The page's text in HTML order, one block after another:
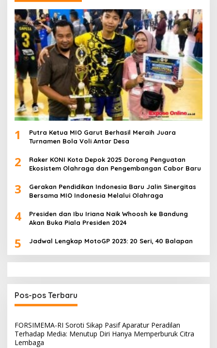
1
Putra Ketua MIO Garut Berhasil Meraih Juara
Turnamen Bola Voli Antar Desa
2
Raker KONI Kota Depok 2025 Dorong Penguatan
Ekosistem Olahraga dan Pengembangan Cabor Baru
3
Gerakan Pendidikan Indonesia Baru Jalin Sinergitas
Bersama MIO Indonesia Melalui Olahraga
4
Presiden dan Ibu Iriana Naik Whoosh ke Bandung
Akan Buka Piala Presiden 2024
5 Jadwal Lengkap MotoGP 2023: 20 Seri, 40 Balapan
Pos-pos Terbaru
FORSIMEMA-RI Soroti Sikap Pasif Aparatur Peradilan
Terhadap Media: Menutup Diri Hanya Memperburuk Citra
Lembaga